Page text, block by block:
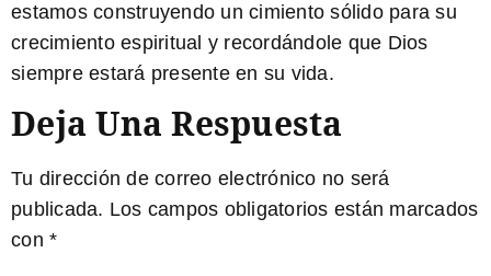
estamos construyendo un cimiento sólido para su
crecimiento espiritual y recordándole que Dios
siempre estará presente en su vida.
Deja Una Respuesta
Tu dirección de correo electrónico no será
publicada. Los campos obligatorios están marcados
con *